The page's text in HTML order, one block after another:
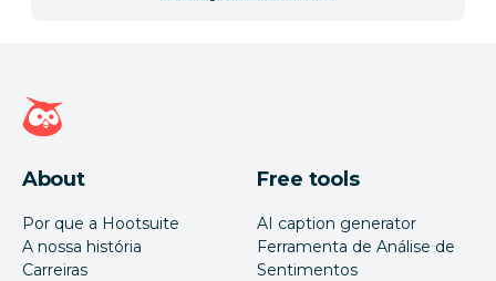
Página inicial da Hootsuite
About
Por que a Hootsuite
A nossa história
Carreiras
Free tools
AI caption generator
Ferramenta de Análise de
Sentimentos